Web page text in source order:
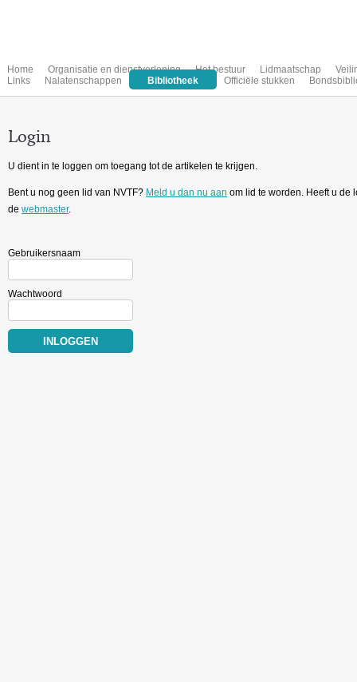
Home Organisatie en dienstverlening Het bestuur Lidmaatschap
Links
Nalatenschappen Bibliotheek Officiële stukken
Login
U dient in te loggen om toegang tot de artikelen te krijgen.
Bent u nog geen lid van NVTF? Meld u dan nu aan om lid te worden. Heeft u de
de webmaster.
Gebruikersnaam
Wachtwoord